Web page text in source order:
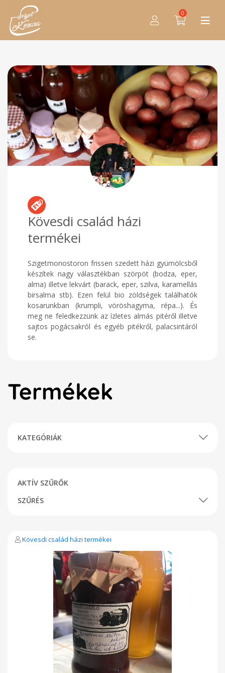
0
Kövesdi család házi
termékei
Szigetmonostoron frissen szedett házi gyümölcsből
készítek nagy választékban szörpöt (bodza, eper,
alma) illetve lekvárt (barack, eper, szilva, karamellás
birsalma stb). Ezen felül bio zöldségek találhatók
kosarunkban (krumpli, vöröshagyma, répa...). És
meg ne feledkezzünk az ízletes almás pitéről illetve
sajtos pogácsakról és egyéb pitékről, palacsintáról
se.
Termékek
KATEGÓRIÁK
AKTÍV SZŰRŐK
SZŰRÉS
Kövesdi család házi termékei